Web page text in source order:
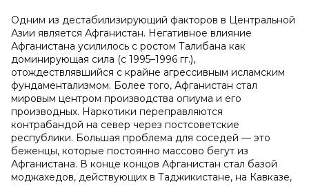
Одним из дестабилизирующий факторов в Центральной
Азии является Афганистан. Негативное влияние
Афганистана усилилось с ростом Талибана как
доминирующая сила (с 1995–1996 гг.),
отождествлявшийся с крайне агрессивным исламским
фундаментализмом. Более того, Афганистан стал
мировым центром производства опиума и его
производных. Наркотики переправляются
контрабандой на север через постсоветские
республики. Большая проблема для соседей — это
беженцы, которые постоянно массово бегут из
Афганистана. В конце концов Афганистан стал базой
моджахедов, действующих в Таджикистане, на Кавказе,